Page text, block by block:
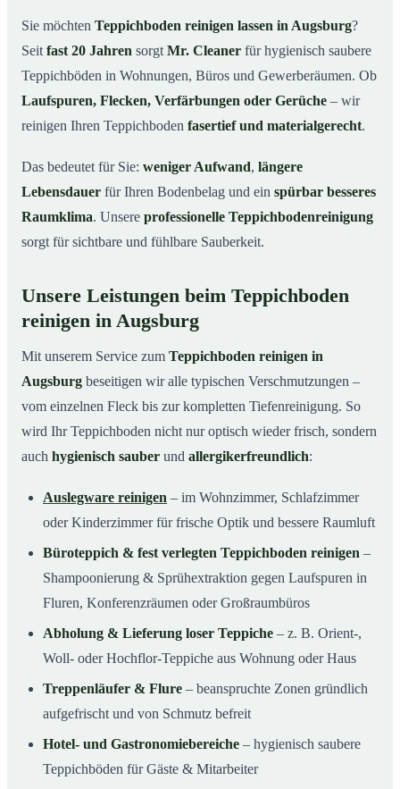
Augsburg?
So funktioniert’s
So reinigen unsere Profis Teppichböden in Augsburg
Sie möchten Teppichboden reinigen lassen in Augsburg?
Seit fast 20 Jahren sorgt Mr. Cleaner für hygienisch saubere
Teppichböden in Wohnungen, Büros und Gewerberäumen. Ob
Laufspuren, Flecken, Verfärbungen oder Gerüche – wir
reinigen Ihren Teppichboden fasertief und materialgerecht.
Das bedeutet für Sie: weniger Aufwand, längere
Lebensdauer für Ihren Bodenbelag und ein spürbar besseres
Raumklima. Unsere professionelle Teppichbodenreinigung
sorgt für sichtbare und fühlbare Sauberkeit.
Unsere Leistungen beim Teppichboden
reinigen in Augsburg
Mit unserem Service zum Teppichboden reinigen in
Augsburg beseitigen wir alle typischen Verschmutzungen –
vom einzelnen Fleck bis zur kompletten Tiefenreinigung. So
wird Ihr Teppichboden nicht nur optisch wieder frisch, sondern
auch hygienisch sauber und allergikerfreundlich:
Auslegware reinigen – im Wohnzimmer, Schlafzimmer
oder Kinderzimmer für frische Optik und bessere Raumluft
Büroteppich & fest verlegten Teppichboden reinigen –
Shampoonierung & Sprühextraktion gegen Laufspuren in
Fluren, Konferenzräumen oder Großraumbüros
Abholung & Lieferung loser Teppiche – z. B. Orient-,
Woll- oder Hochflor-Teppiche aus Wohnung oder Haus
Treppenläufer & Flure – beanspruchte Zonen gründlich
aufgefrischt und von Schmutz befreit
Hotel- und Gastronomiebereiche – hygienisch saubere
Teppichböden für Gäste & Mitarbeiter